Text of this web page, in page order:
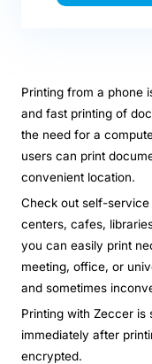
Printing from a phone
and fast printing of
the need for a
users can print
convenient location.
Check out self-
centers, cafes,
you can easily print
meeting, office, or
and sometimes
Printing with Zeccer is
immediately after
encrypted.